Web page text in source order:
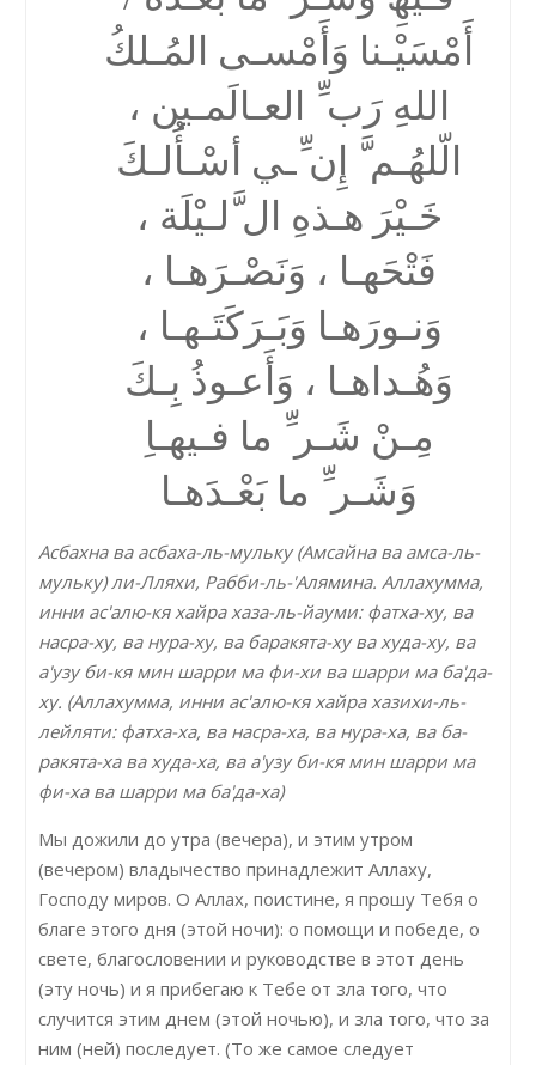
أَمْسَیْـنا وَأَمْسـى المُـلكُ
اللهِ رَب ِّ العـالَمـین ،
الّلھُـم َّ إِن ِّـي أسْـأَُلـكَ
خَـیْرَ ھـذهِ ال َّلـیْلَة ،
فَتْحَھـا ، وَنَصْـرَھـا ،
وَنـورَھـا وَبَـرَكَتَـھـا ،
وَھُـداھـا ، وَأَعـوذُ بِـكَ
مِـنْ شَـر ِّ ما فـیھـاِ
وَشَـر ِّ ما بَعْـدَھـا
Асбахна ва асбаха-ль-мульку (Амсайна ва амса-ль-
мульку) ли-Лляхи, Рабби-ль-'Алямина. Аллахумма,
инни ас'алю-кя хайра хаза-ль-йауми: фатха-ху, ва
насра-ху, ва нура-ху, ва баракята-ху ва худа-ху, ва
а'узу би-кя мин шарри ма фи-хи ва шарри ма ба'да-
ху. (Аллахумма, инни ас'алю-кя хайра хазихи-ль-
лейляти: фатха-ха, ва насра-ха, ва нура-ха, ва ба-
ракята-ха ва худа-ха, ва а'узу би-кя мин шарри ма
фи-ха ва шарри ма ба'да-ха)
Мы дожили до утра (вечера), и этим утром
(вечером) владычество принадлежит Аллаху,
Господу миров. О Аллах, поистине, я прошу Тебя о
благе этого дня (этой ночи): о помощи и победе, о
свете, благословении и руководстве в этот день
(эту ночь) и я прибегаю к Тебе от зла того, что
случится этим днем (этой ночью), и зла того, что за
ним (ней) последует. (То же самое следует